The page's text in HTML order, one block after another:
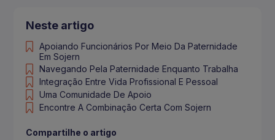
Neste artigo
Apoiando Funcionários Por Meio Da Paternidade
Em Sojern
Navegando Pela Paternidade Enquanto Trabalha
Integração Entre Vida Profissional E Pessoal
Uma Comunidade De Apoio
Encontre A Combinação Certa Com Sojern
Compartilhe o artigo